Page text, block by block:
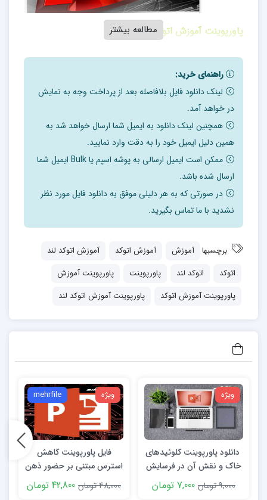
پاورپوینت آموزش اتوکد لند
مهندسي حفاظت آب و خاك:
ترسيم طرحهاي مهندسي
محاسبه حجم رسوب پشت سد
محاسبه حجم خاكريزي و حجم خاكبرداري
ترسيم و برچسب گذاري خطوط تراز
محاسبات هيدرولوژيكي
محاسبات هيدروليكي
طراحي كانالها، دريجچه ها، سرريزهاو…
ساخت سطوح شيبدار
ترسيم جنس لايه هاي الگوي عرضي
تبادل اطلاعات با GIS
قبل از كار با نرم افزار:
1- نصب اتوكد 2006 تا 2008
2-نصب Auto Cad Land development
3-نصب Auto Cad Design
4- رفتن به منو Projects و انتخاب گزينه Menu
pallets
5- فعال كردن منوهاي مورد نياز
مطالعه بیشتر
راهنمای خرید:
لینک دانلود فایل بلافاصله بعد از پرداخت وجه به نمایش
در خواهد آمد.
همچنین لینک دانلود به ایمیل شما ارسال خواهد شد به
همین دلیل ایمیل خود را به دقت وارد نمایید.
ممکن است ایمیل ارسالی به پوشه اسپم یا Bulk ایمیل شما
ارسال شده باشد.
در صورتی که به هر دلیلی موفق به دانلود فایل مورد نظر
نشدید با ما تماس بگیرید.
برچسبها آموزش آموزش اتوکد
آموزش اتوکد لند
اتوکد
اتوکد لند پاورپوینت
پاورپوینت آموزش
پاورپوینت آموزش اتوکد
پاورپوینت آموزش اتوکد لند
ویژه
دانلود پاورپوینت کلوئیدهای
خاک و نقش آن در فرسایش
9,000 تومان
7,000 تومان
ویژه mehrfile
فایل پاورپوینت کاهش
استرس مبتنی بر حضور ذهن
48,000 تومان
42,800 تومان